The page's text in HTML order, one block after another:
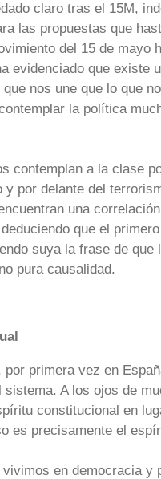
claro tras el 15M,
las propuestas que
del 15 de mayo
evidenciado que existe
nos une que lo que
la política
contemplan a la clase
y por delante del
una
que el
suya la frase de
pura causalidad.
por primera vez en
sistema. A los ojos de
constitucional en
es precisamente el
vivimos en democracia